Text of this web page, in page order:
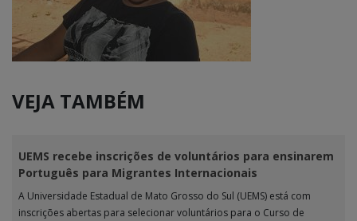
VEJA TAMBÉM
UEMS recebe inscrições de voluntários para ensinarem
Português para Migrantes Internacionais
A Universidade Estadual de Mato Grosso do Sul (UEMS) está com
inscrições abertas para selecionar voluntários para o Curso de